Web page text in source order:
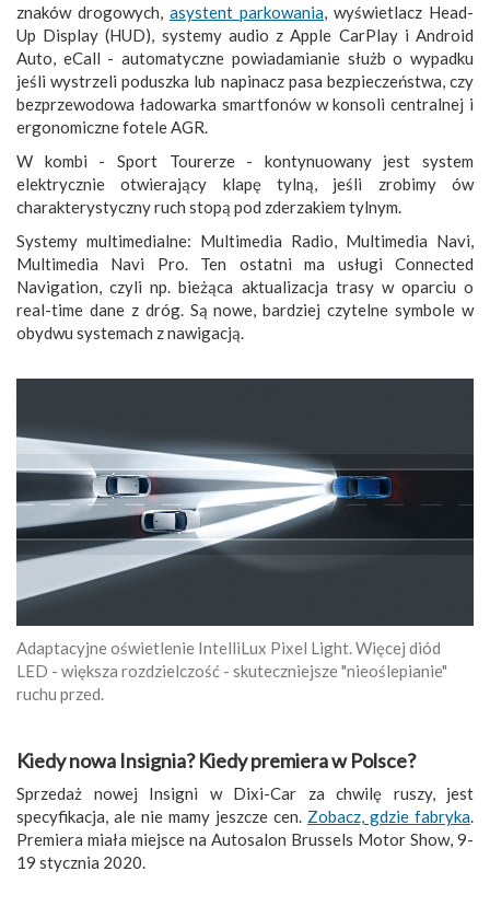
znaków drogowych, asystent parkowania, wyświetlacz Head-
Up Display (HUD), systemy audio z Apple CarPlay i Android
Auto, eCall - automatyczne powiadamianie służb o wypadku
jeśli wystrzeli poduszka lub napinacz pasa bezpieczeństwa, czy
bezprzewodowa ładowarka smartfonów w konsoli centralnej i
ergonomiczne fotele AGR.
W kombi - Sport Tourerze - kontynuowany jest system
elektrycznie otwierający klapę tylną, jeśli zrobimy ów
charakterystyczny ruch stopą pod zderzakiem tylnym.
Systemy multimedialne: Multimedia Radio, Multimedia Navi,
Multimedia Navi Pro. Ten ostatni ma usługi Connected
Navigation, czyli np. bieżąca aktualizacja trasy w oparciu o
real-time dane z dróg. Są nowe, bardziej czytelne symbole w
obydwu systemach z nawigacją.
Adaptacyjne oświetlenie IntelliLux Pixel Light. Więcej diód
LED - większa rozdzielczość - skuteczniejsze "nieoślepianie"
ruchu przed.
Kiedy nowa Insignia? Kiedy premiera w Polsce?
Sprzedaż nowej Insigni w Dixi-Car za chwilę ruszy, jest
specyfikacja, ale nie mamy jeszcze cen. Zobacz, gdzie fabryka.
Premiera miała miejsce na Autosalon Brussels Motor Show, 9-
19 stycznia 2020.